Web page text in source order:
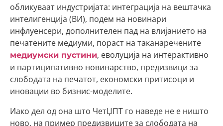
обликуваат индустријата: интеграција на вештачка
интелигенција (ВИ), подем на новинари
инфлуенсери, дополнителен пад на влијанието на
печатените медиуми, пораст на таканаречените
медиумски пустини, еволуција на интерактивно
и партиципативно новинарство, предизвици за
слободата на печатот, економски притисоци и
иновации во бизнис-моделите.
Иако дел од она што ЧетЏПТ го наведе не е ништо
ново, на пример предизвиците за слободата на